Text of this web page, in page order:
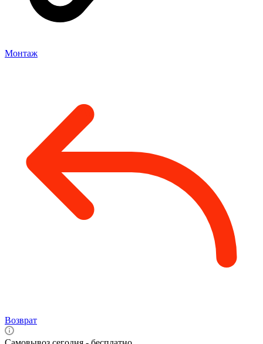
Монтаж
Возврат